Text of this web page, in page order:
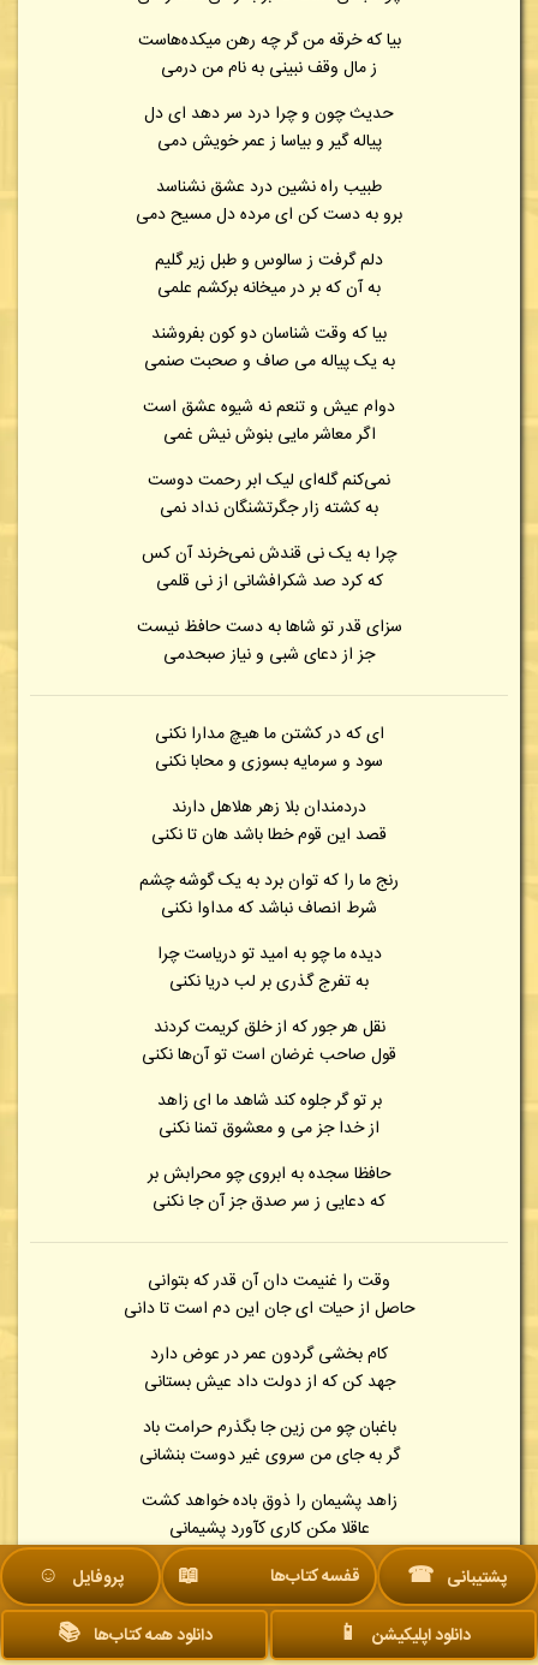
بیا که خرقه من گر چه رهن میکده‌هاست
ز مال وقف نبینی به نام من درمی
حدیث چون و چرا درد سر دهد ای دل
پیاله گیر و بیاسا ز عمر خویش دمی
طبیب راه نشین درد عشق نشناسد
برو به دست کن ای مرده دل مسیح دمی
دلم گرفت ز سالوس و طبل زیر گلیم
به آن که بر در میخانه برکشم علمی
بیا که وقت شناسان دو کون بفروشند
به یک پیاله می صاف و صحبت صنمی
دوام عیش و تنعم نه شیوه عشق است
اگر معاشر مایی بنوش نیش غمی
نمی‌کنم گله‌ای لیک ابر رحمت دوست
به کشته زار جگرتشنگان نداد نمی
چرا به یک نی قندش نمی‌خرند آن کس
که کرد صد شکرافشانی از نی قلمی
سزای قدر تو شاها به دست حافظ نیست
جز از دعای شبی و نیاز صبحدمی
ای که در کشتن ما هیچ مدارا نکنی
سود و سرمایه بسوزی و محابا نکنی
دردمندان بلا زهر هلاهل دارند
قصد این قوم خطا باشد هان تا نکنی
رنج ما را که توان برد به یک گوشه چشم
شرط انصاف نباشد که مداوا نکنی
دیده ما چو به امید تو دریاست چرا
به تفرج گذری بر لب دریا نکنی
نقل هر جور که از خلق کریمت کردند
قول صاحب غرضان است تو آن‌ها نکنی
بر تو گر جلوه کند شاهد ما ای زاهد
از خدا جز می و معشوق تمنا نکنی
حافظا سجده به ابروی چو محرابش بر
که دعایی ز سر صدق جز آن جا نکنی
وقت را غنیمت دان آن قدر که بتوانی
حاصل از حیات ای جان این دم است تا دانی
کام بخشی گردون عمر در عوض دارد
جهد کن که از دولت داد عیش بستانی
باغبان چو من زین جا بگذرم حرامت باد
گر به جای من سروی غیر دوست بنشانی
زاهد پشیمان را ذوق باده خواهد کشت
عاقلا مکن کاری کآورد پشیمانی
محتسب نمی‌داند این قدر که صوفی را
جنس خانگی باشد همچو لعل رمانی
با دعای شبخیزان ای شکردهان مستیز
پشتیبانی ☎ قفسه کتاب‌ها 📖 پروفایل ☺︎
دانلود اپلیکیشن 📱 دانلود همه کتاب‌ها 📚